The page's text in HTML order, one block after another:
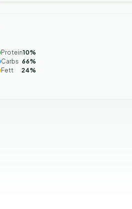
Protein10%
Carbs 66%
Fett
24%